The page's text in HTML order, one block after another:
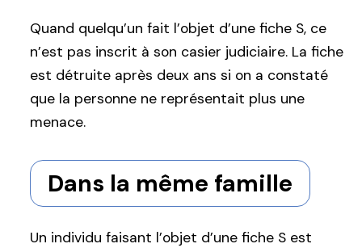
Quand quelqu’un fait l’objet d’une fiche S, ce
n’est pas inscrit à son casier judiciaire. La fiche
est détruite après deux ans si on a constaté
que la personne ne représentait plus une
menace.
Dans la même famille
Un individu faisant l’objet d’une fiche S est